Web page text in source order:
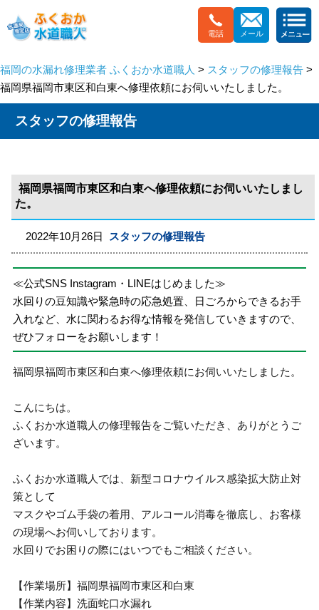
電話 メール
福岡の水漏れ修理業者 ふくおか水道職人 > スタッフの修理報告 >
福岡県福岡市東区和白東へ修理依頼にお伺いいたしました。
スタッフの修理報告
福岡県福岡市東区和白東へ修理依頼にお伺いいたしまし
た。
2022年10月26日 スタッフの修理報告
≪公式SNS Instagram・LINEはじめました≫
水回りの豆知識や緊急時の応急処置、日ごろからできるお手
入れなど、水に関わるお得な情報を発信していきますので、
ぜひフォローをお願いします！
福岡県福岡市東区和白東へ修理依頼にお伺いいたしました。
こんにちは。
ふくおか水道職人の修理報告をご覧いただき、ありがとうご
ざいます。
ふくおか水道職人では、新型コロナウイルス感染拡大防止対
策として
マスクやゴム手袋の着用、アルコール消毒を徹底し、お客様
の現場へお伺いしております。
水回りでお困りの際にはいつでもご相談ください。
【作業場所】福岡県福岡市東区和白東
【作業内容】洗面蛇口水漏れ